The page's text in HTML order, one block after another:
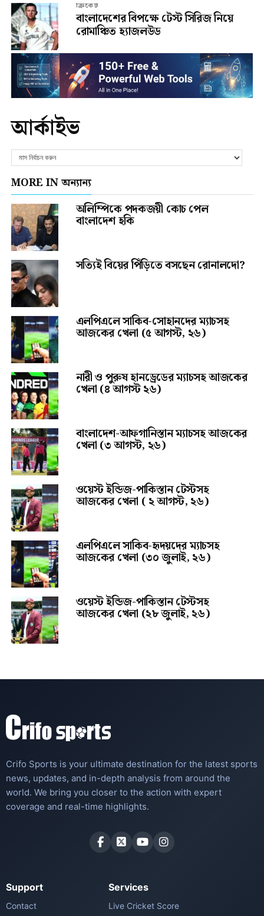
ক্রিকেট
বাংলাদেশের বিপক্ষে টেস্ট সিরিজ নিয়ে
রোমাঞ্চিত হ্যাজলউড
আর্কাইভ
MORE IN অন্যান্য
অলিম্পিকে পদকজয়ী কোচ পেল
বাংলাদেশ হকি
সত্যিই বিয়ের পিঁড়িতে বসছেন রোনালদো?
এলপিএলে সাকিব-সোহানদের ম্যাচসহ
আজকের খেলা (৫ আগস্ট, ২৬)
নারী ও পুরুষ হানড্রেডের ম্যাচসহ আজকের
খেলা (৪ আগস্ট ২৬)
বাংলাদেশ-আফগানিস্তান ম্যাচসহ আজকের
খেলা (৩ আগস্ট, ২৬)
ওয়েস্ট ইন্ডিজ-পাকিস্তান টেস্টসহ
আজকের খেলা ( ২ আগস্ট, ২৬)
এলপিএলে সাকিব-হৃদয়দের ম্যাচসহ
আজকের খেলা (৩০ জুলাই, ২৬)
ওয়েস্ট ইন্ডিজ-পাকিস্তান টেস্টসহ
আজকের খেলা (২৮ জুলাই, ২৬)
Crifo Sports is your ultimate destination for the latest sports
news, updates, and in-depth analysis from around the
world. We bring you closer to the action with expert
coverage and real-time highlights.
Support
Contact
Services
Live Cricket Score